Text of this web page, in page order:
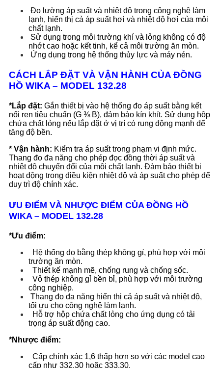
Đo lường áp suất và nhiệt độ trong công nghệ làm
lạnh, hiển thị cả áp suất hơi và nhiệt độ hơi của môi
chất lạnh.
Sử dụng trong môi trường khí và lỏng không có độ
nhớt cao hoặc kết tinh, kể cả môi trường ăn mòn.
Ứng dụng trong hệ thống thủy lực và máy nén.
CÁCH LẮP ĐẶT VÀ VẬN HÀNH CỦA ĐỒNG
HỒ WIKA – MODEL 132.28
*Lắp đặt: Gắn thiết bị vào hệ thống đo áp suất bằng kết
nối ren tiêu chuẩn (G ⅜ B), đảm bảo kín khít. Sử dụng hộp
chứa chất lỏng nếu lắp đặt ở vị trí có rung động mạnh để
tăng độ bền.
* Vận hành: Kiểm tra áp suất trong phạm vi định mức.
Thang đo đa năng cho phép đọc đồng thời áp suất và
nhiệt độ chuyển đổi của môi chất lạnh. Đảm bảo thiết bị
hoạt động trong điều kiện nhiệt độ và áp suất cho phép để
duy trì độ chính xác.
ƯU ĐIỂM VÀ NHƯỢC ĐIỂM CỦA ĐỒNG HỒ
WIKA – MODEL 132.28
*Ưu điểm:
Hệ thống đo bằng thép không gỉ, phù hợp với môi
trường ăn mòn.
Thiết kế mạnh mẽ, chống rung và chống sốc.
Vỏ thép không gỉ bền bỉ, phù hợp với môi trường
công nghiệp.
Thang đo đa năng hiển thị cả áp suất và nhiệt độ,
tối ưu cho công nghệ làm lạnh.
Hỗ trợ hộp chứa chất lỏng cho ứng dụng có tải
trọng áp suất động cao.
*Nhược điểm:
Cấp chính xác 1,6 thấp hơn so với các model cao
cấp như 332.30 hoặc 333.30.